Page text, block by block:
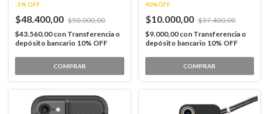
-3%OFF
$48.400,00 $50.000,00
$43.560,00con Transferencia o
depósito bancario 10% OFF
COMPRAR
40%OFF
$10.000,00 $37.400,00
$9.000,00con Transferencia o
depósito bancario 10% OFF
COMPRAR